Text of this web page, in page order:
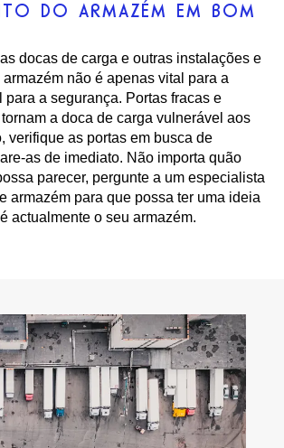
DO ARMAZÉM EM BOM
docas de carga e outras instalações e
não é apenas vital para a
para a segurança. Portas fracas e
a doca de carga vulnerável aos
verifique as portas em busca de
as de imediato. Não importa quão
parecer, pergunte a um especialista
armazém para que possa ter uma ideia
actualmente o seu armazém.